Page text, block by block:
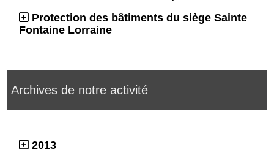
Protection des bâtiments du siège Sainte
Fontaine Lorraine
Archives de notre activité
2013